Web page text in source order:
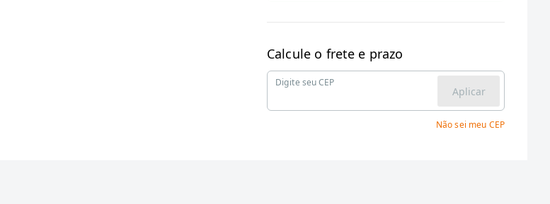
Calcule o frete e prazo
Digite seu CEP
Aplicar
Não sei meu CEP